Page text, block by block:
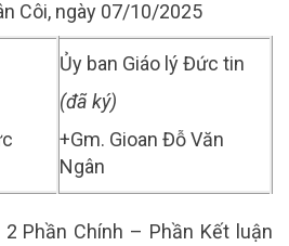
Côi, ngày 07/10/2025
Ủy ban Giáo lý Đức tin
(đã ký)
+Gm. Gioan Đỗ Văn
Ngân
Phần Chính – Phần Kết luận